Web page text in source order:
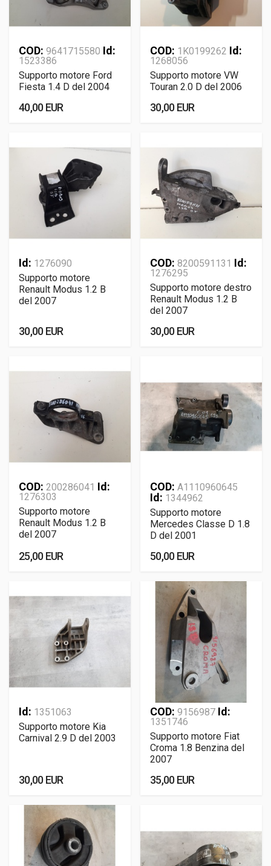
COD: 9641715580 Id:
1523386
Supporto motore Ford
Fiesta 1.4 D del 2004
40,00 EUR
COD: 1K0199262 Id:
1268056
Supporto motore VW
Touran 2.0 D del 2006
30,00 EUR
Id: 1276090
Supporto motore
Renault Modus 1.2 B
del 2007
30,00 EUR
COD: 8200591131 Id:
1276295
Supporto motore destro
Renault Modus 1.2 B
del 2007
30,00 EUR
COD: 200286041 Id:
1276303
Supporto motore
Renault Modus 1.2 B
del 2007
25,00 EUR
COD: A1110960645
Id: 1344962
Supporto motore
Mercedes Classe D 1.8
D del 2001
50,00 EUR
Id: 1351063
Supporto motore Kia
Carnival 2.9 D del 2003
30,00 EUR
COD: 9156987 Id:
1351746
Supporto motore Fiat
Croma 1.8 Benzina del
2007
35,00 EUR